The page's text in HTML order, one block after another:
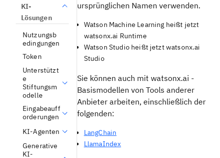
KI-
Lösungen
Nutzungsb
edingungen
Token
Unterstützt
e
Stiftungsm
odelle
Eingabeauff
orderungen
KI-Agenten
Generative
KI-
ursprünglichen Namen verwenden.
Watson Machine Learning heißt jetzt
watsonx.ai Runtime
Watson Studioheißt jetzt watsonx.ai
Studio
Sie können auch mit watsonx.ai -
Basismodellen von Tools anderer
Anbieter arbeiten, einschließlich der
folgenden:
LangChain
LlamaIndex